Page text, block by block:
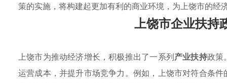
策的实施，将构建起更加有利的商业环境，为上饶市的经
上饶市企业扶持
上饶市为推动经济增长，积极推出了一系列产业扶持政策
运营成本，并提升市场竞争力。例如，上饶市对符合条